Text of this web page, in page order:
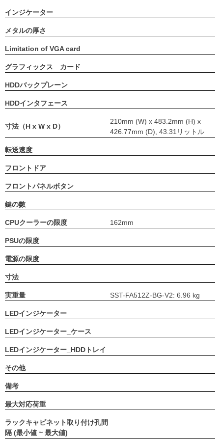
インジケーター
メタルの厚さ
Limitation of VGA card
グラフィックス カード
HDDバックプレーン
HDDインタフェース
寸法（H x W x D）
210mm (W) x 483.2mm (H) x
426.77mm (D), 43.31リットル
転送速度
フロントドア
フロントパネルボタン
鍵の數
CPUクーラーの限度 162mm
PSUの限度
電源の限度
寸法
実重量 SST-FA512Z-BG-V2: 6.96 kg
LEDインジケーター
LEDインジケーター_ケース
LEDインジケーター_HDDトレイ
その他
備考
最大対応荷重
ラックキャビネット取り付け孔間
隔 (最小値 ~ 最大値)